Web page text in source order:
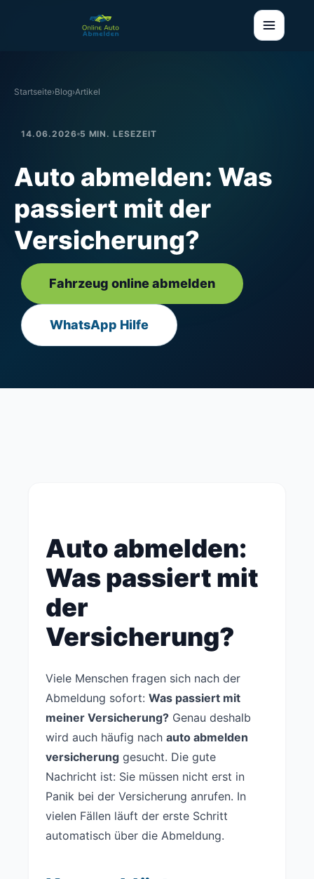
Startseite›Blog›Artikel
14.06.2026 5 MIN. LESEZEIT
Auto abmelden: Was
passiert mit der
Versicherung?
Fahrzeug online abmelden
WhatsApp Hilfe
Auto abmelden:
Was passiert mit
der
Versicherung?
Viele Menschen fragen sich nach der
Abmeldung sofort: Was passiert mit
meiner Versicherung? Genau deshalb
wird auch häufig nach auto abmelden
versicherung gesucht. Die gute
Nachricht ist: Sie müssen nicht erst in
Panik bei der Versicherung anrufen. In
vielen Fällen läuft der erste Schritt
automatisch über die Abmeldung.